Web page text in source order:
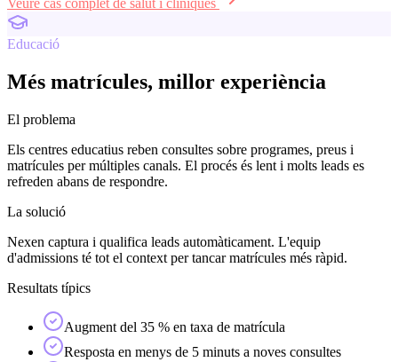
Veure cas complet de salut i clíniques
Educació
Més matrícules, millor experiència
El problema
Els centres educatius reben consultes sobre programes, preus i
matrícules per múltiples canals. El procés és lent i molts leads es
refreden abans de respondre.
La solució
Nexen captura i qualifica leads automàticament. L'equip
d'admissions té tot el context per tancar matrícules més ràpid.
Resultats típics
Augment del 35 % en taxa de matrícula
Resposta en menys de 5 minuts a noves consultes